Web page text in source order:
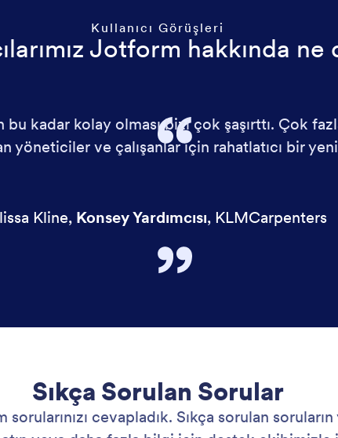
Kullanıcı Görüşleri
Jotform hakkında
kadar kolay olması bizi çok şaşırttı. Çok
yöneticiler ve çalışanlar için rahatlatıcı bir
Kline, Konsey Yardımcısı, KLMCarpenters
Sıkça Sorulan Sorular
cevapladık. Sıkça sorulan soruların